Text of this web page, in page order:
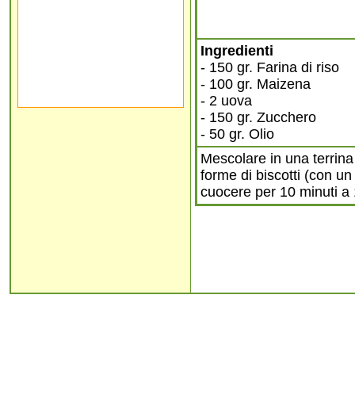
Ingredienti
- 150 gr. Farina di riso
- 100 gr. Maizena
- 2 uova
- 150 gr. Zucchero
- 50 gr. Olio
Mescolare in una
forme di biscotti (con
cuocere per 10 minuti a